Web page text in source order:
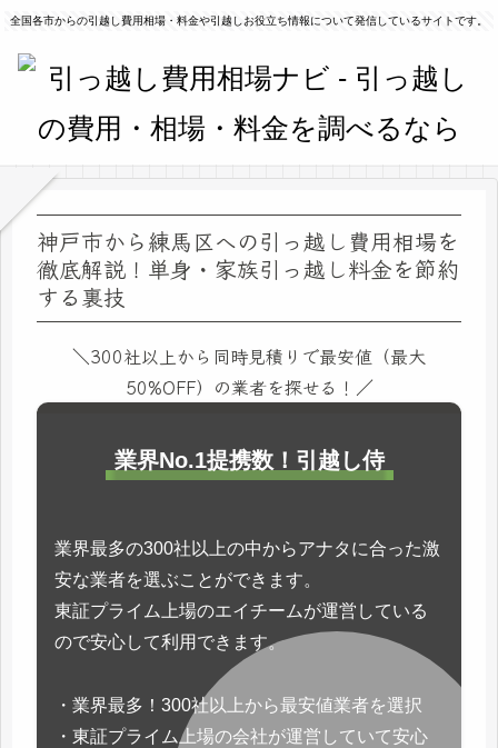
全国各市からの引越し費用相場・料金や引越しお役立ち情報について発信しているサイトです。
神戸市から練馬区への引っ越し費用相場を
徹底解説！単身・家族引っ越し料金を節約
する裏技
＼300社以上から同時見積りで最安値（最大
50%OFF）の業者を探せる！／
業界No.1提携数！引越し侍
業界最多の300社以上の中からアナタに合った激
安な業者を選ぶことができます。
東証プライム上場のエイチームが運営している
ので安心して利用できます。
・業界最多！300社以上から最安値業者を選択
・東証プライム上場の会社が運営していて安心